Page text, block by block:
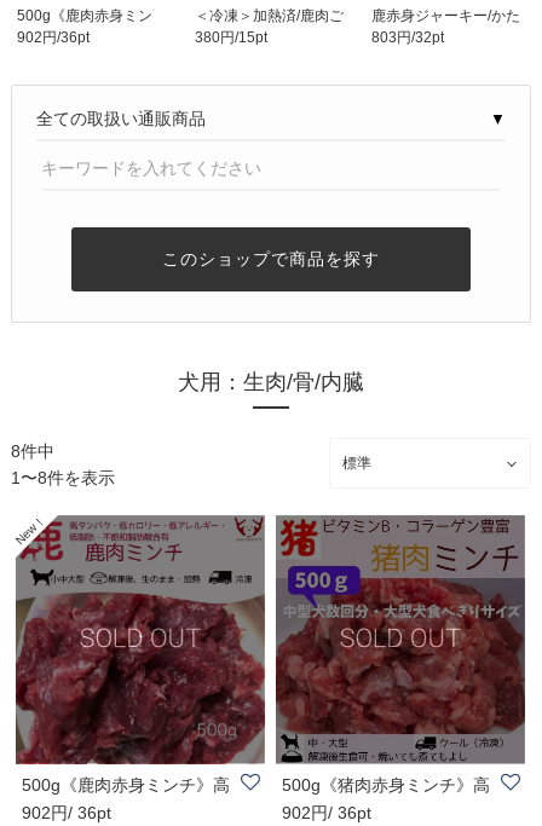
500g《鹿肉赤身ミン
チ》高タンパク質・低..
902円/36pt
＜冷凍＞加熱済/鹿肉ご
ろごろ煮込み
380円/15pt
鹿赤身ジャーキー/かた
さ★★☆☆☆☆/天然素
803円/32pt
▼
このショップで商品を探す
犬用：生肉/骨/内臓
8件中
1〜8件を表示
500g《鹿肉赤身ミンチ》高
タンパク質・低..
902円/ 36pt
500g《猪肉赤身ミンチ》高
タンパク・低カ..
902円/ 36pt